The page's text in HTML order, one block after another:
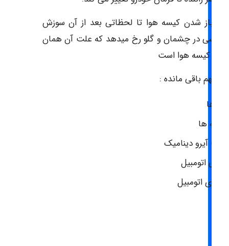
باز شدن کیسه هوا تا لحظاتی بعد از آن سوزش
در چشمان و گلو رخ میدهد که علت آن همان
کیسه هوا است
مهم باقی مانده :
ها
ها
آیرو دینامیک
اتومبیل
اتومبیل